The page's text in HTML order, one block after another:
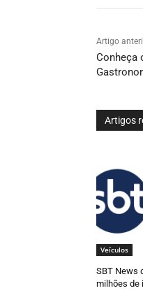
Artigo
Conheça
Artigos
Veículos
SBT News
milhões de